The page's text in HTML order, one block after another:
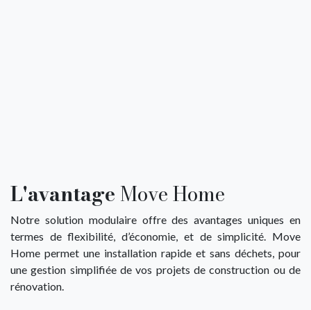
L'avantage Move Home
Notre solution modulaire offre des avantages uniques en
termes de flexibilité, d’économie, et de simplicité. Move
Home permet une installation rapide et sans déchets, pour
une gestion simplifiée de vos projets de construction ou de
rénovation.